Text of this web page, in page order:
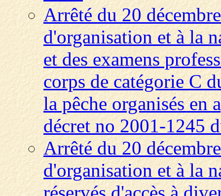
Arrêté du 20
d'organisation et à la
et des examens
corps de catégorie C
la pêche organisés
décret no 2001-1245
Arrêté du 20
d'organisation et à la